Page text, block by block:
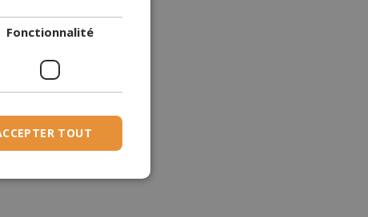
DUTCH
FRENCH
Fonctionnalité
TOUT